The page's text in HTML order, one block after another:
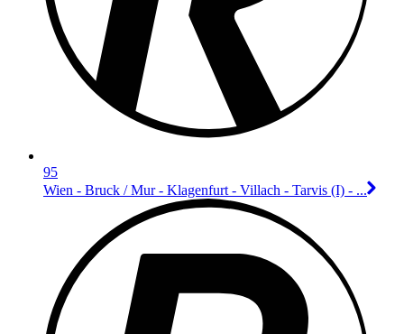
95
Wien - Bruck / Mur - Klagenfurt - Villach - Tarvis (I) - ...